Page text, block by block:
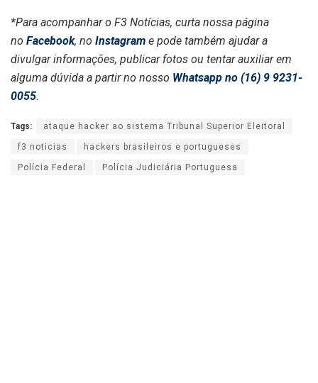
*Para acompanhar o F3 Notícias, curta nossa página
no Facebook, no Instagram e pode também ajudar a
divulgar informações, publicar fotos ou tentar auxiliar em
alguma dúvida a partir no nosso Whatsapp no (16) 9 9231-
0055.
Tags: ataque hacker ao sistema Tribunal Superior Eleitoral
f3 noticias hackers brasileiros e portugueses
Polícia Federal Polícia Judiciária Portuguesa